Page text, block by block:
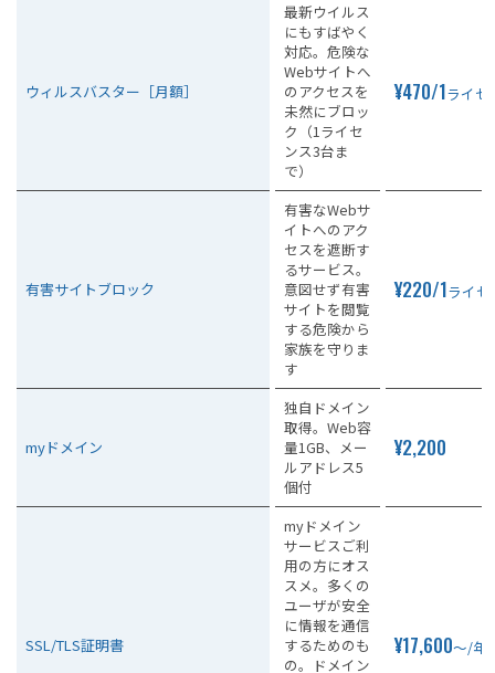
ウィルスバスター［月額］
最新ウイルス
にもすばやく
対応。危険な
Webサイトへ
のアクセスを
未然にブロッ
ク（1ライセ
ンス3台ま
で）
¥470/1ライセ
有害サイトブロック
有害なWebサ
イトへのアク
セスを遮断す
るサービス。
意図せず有害
サイトを閲覧
する危険から
家族を守りま
す
¥220/1ライセ
myドメイン
独自ドメイン
取得。Web容
量1GB、メー
ルアドレス5
個付
¥2,200
SSL/TLS証明書
myドメイン
サービスご利
用の方にオス
スメ。多くの
ユーザが安全
に情報を通信
するためのも
の。ドメイン
¥17,600〜/年